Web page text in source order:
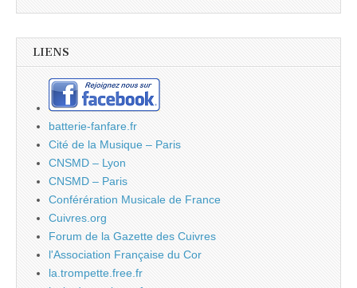
LIENS
batterie-fanfare.fr
Cité de la Musique – Paris
CNSMD – Lyon
CNSMD – Paris
Conférération Musicale de France
Cuivres.org
Forum de la Gazette des Cuivres
l'Association Française du Cor
la.trompette.free.fr